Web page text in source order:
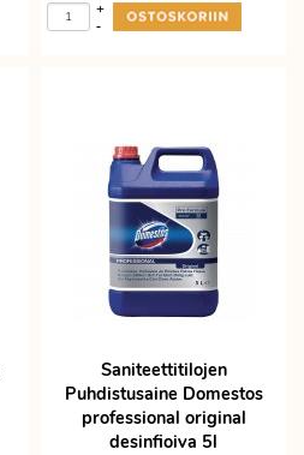
-
+
Saniteettitilojen
Puhdistusaine Domestos
professional original
desinfioiva 5l